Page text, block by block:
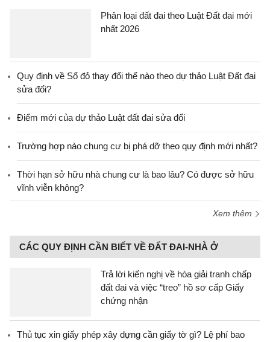
Phân loại đất đai theo Luật Đất đai mới
nhất 2026
Quy định về Sổ đỏ thay đổi thế nào theo dự thảo Luật Đất đai
sửa đổi?
Điểm mới của dự thảo Luật đất đai sửa đổi
Trường hợp nào chung cư bị phá dỡ theo quy định mới nhất?
Thời hạn sở hữu nhà chung cư là bao lâu? Có được sở hữu
vĩnh viễn không?
Xem thêm
CÁC QUY ĐỊNH CẦN BIẾT VỀ ĐẤT ĐAI-NHÀ Ở
Trả lời kiến nghị về hòa giải tranh chấp
đất đai và việc “treo” hồ sơ cấp Giấy
chứng nhận
Thủ tục xin giấy phép xây dựng cần giấy tờ gì? Lệ phí bao